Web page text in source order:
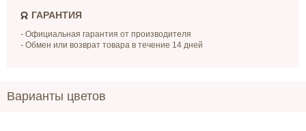
ГАРАНТИЯ
- Официальная гарантия от производителя
- Обмен или возврат товара в течение 14 дней
Варианты цветов